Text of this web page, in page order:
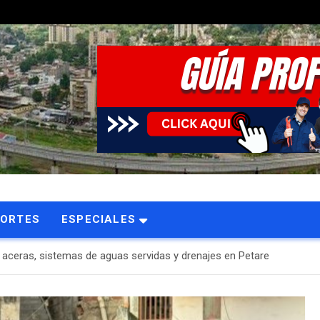
ESPECIALES
sistemas de aguas servidas y drenajes en Petare